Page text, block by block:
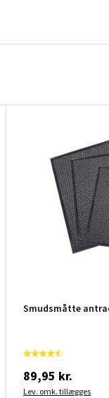
Smudsmåtte
89,95 kr.
Lev. omk. tillægges